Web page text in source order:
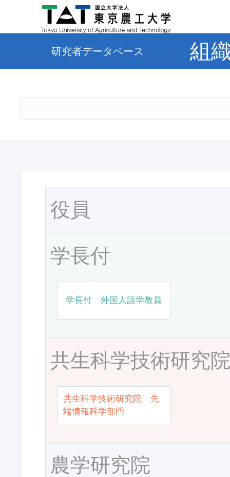
研究者データベース 組
役員
学長付
学長付 外国人語学教員
共生科学技術研究
共生科学技術研究院 先
端情報科学部門
農学研究院